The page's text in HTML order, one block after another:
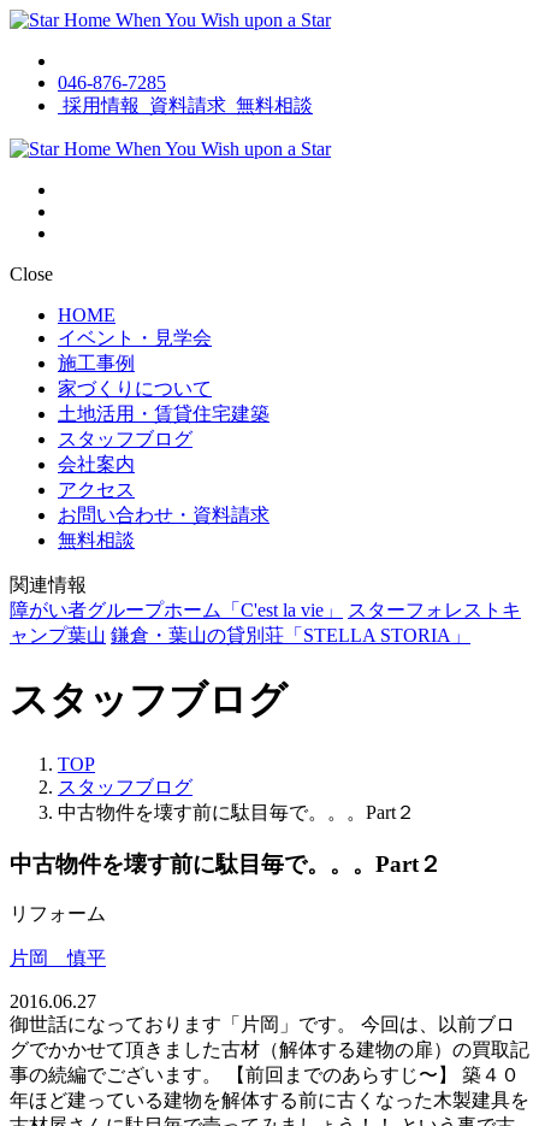
046-876-7285
採用情報
資料請求 無料相談
Close
HOME
イベント・見学会
施工事例
家づくりについて
土地活用・賃貸住宅建築
スタッフブログ
会社案内
アクセス
お問い合わせ・資料請求
無料相談
関連情報
障がい者グループホーム「C'est la vie」
スターフォレストキ
ャンプ葉山 鎌倉・葉山の貸別荘「STELLA STORIA」
スタッフブログ
TOP
スタッフブログ
中古物件を壊す前に駄目毎で。。。Part２
中古物件を壊す前に駄目毎で。。。Part２
リフォーム
片岡 慎平
2016.06.27
御世話になっております「片岡」です。 今回は、以前ブロ
グでかかせて頂きました古材（解体する建物の扉）の買取記
事の続編でございます。 【前回までのあらすじ〜】 築４０
年ほど建っている建物を解体する前に古くなった木製建具を